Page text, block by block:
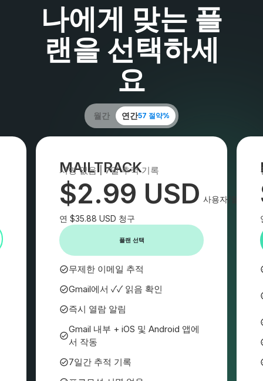
나에게 맞는 플
랜을 선택하세
요
월간 연간57 절약%
MAILTRACK
서명 없음 | 7일 추적 기록
$2.99 USD 사용자/월
연 $35.88 USD 청구
플랜 선택
무제한 이메일 추적
Gmail에서 ✓✓ 읽음 확인
즉시 열람 알림
Gmail 내부 + iOS 및 Android 앱에
서 작동
7일간 추적 기록